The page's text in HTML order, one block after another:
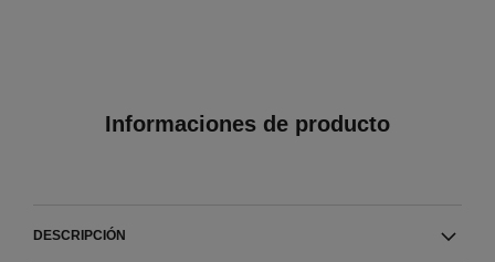
Informaciones de producto
DESCRIPCIÓN